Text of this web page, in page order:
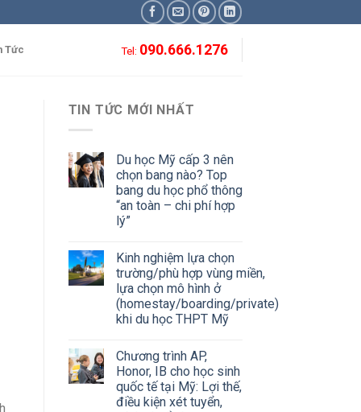
Tức Tel: 090.666.1276
TIN TỨC MỚI NHẤT
Du học Mỹ cấp 3 nên
chọn bang nào? Top
bang du học phổ thông
“an toàn – chi phí hợp
lý”
Kinh nghiệm lựa chọn
trường/phù hợp vùng miền,
lựa chọn mô hình ở
(homestay/boarding/private)
khi du học THPT Mỹ
Chương trình AP,
Honor, IB cho học sinh
quốc tế tại Mỹ: Lợi thế,
điều kiện xét tuyển,